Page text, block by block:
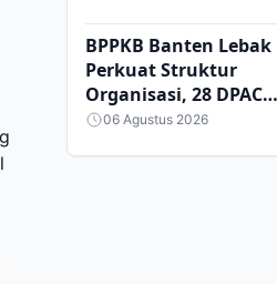
BPPKB Banten Lebak
Perkuat Struktur
Organisasi, 28 DPAC
Terima SK dari Ketua
06 Agustus 2026